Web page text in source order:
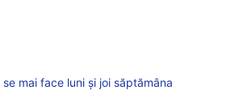
mai face luni și joi săptămâna